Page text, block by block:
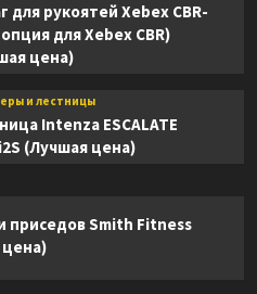
для рукоятей Xebex CBR-
для Xebex CBR)
цена)
и лестницы
Intenza ESCALATE
(Лучшая цена)
приседов Smith Fitness
цена)